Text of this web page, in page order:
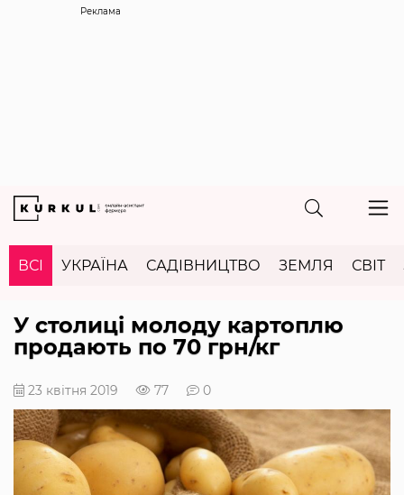
Реклама
ВСІ УКРАЇНА САДІВНИЦТВО ЗЕМЛЯ СВІТ
У столиці молоду картоплю
продають по 70 грн/кг
23 квітня 2019 77 0